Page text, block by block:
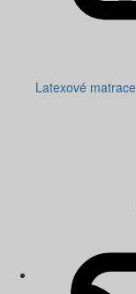
Latexové matrace